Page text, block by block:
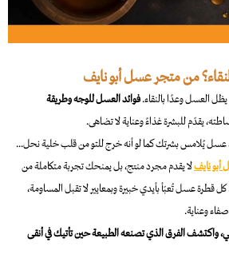
من متجر عسل أبو نايف
يظل العسل وعدًا بالنقاء.فوائد العسل للوجه وطريقة
يقدّم للبشرة غذاءً وعناية لا تضاهى.
يُلامس بشرتك كما لو أنه خرج للتو من قلب خلية نحل...
نايفلا يقدم مجرد منتج، بل يمنحك تجربة متكاملة من
كل قطرة عسل تُعبّأ بأيدي خبيرة وبمعايير لا تقبل المساومة،
وعناية.
واكتشف الفرق الذي تصنعه الطبيعة حين تأتيك في أنقى